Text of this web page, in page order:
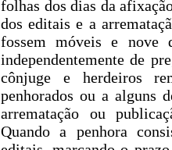
folhas dos dias da
dos editais e a
fossem móveis e nove
independentemente de
cônjuge e herdeiros
penhorados ou a alguns
arrematação ou
Quando a penhora